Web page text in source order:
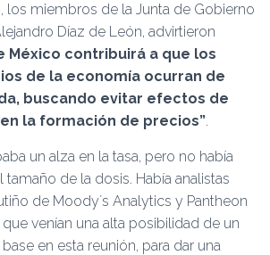
los miembros de la Junta de Gobierno
Díaz de León, advirtieron
México contribuirá a que los
de la economía ocurran de
buscando evitar efectos de
la formación de precios”.
un alza en la tasa, pero no había
de la dosis. Había analistas
de Moody´s Analytics y Pantheon
venían una alta posibilidad de un
en esta reunión, para dar una